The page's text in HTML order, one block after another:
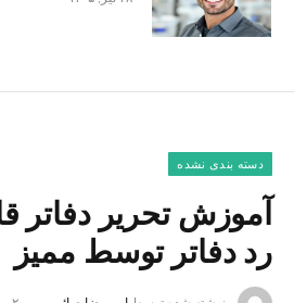
دسته بندی نشده
آموزش تحریر دفاتر
رد دفاتر توسط ممیز